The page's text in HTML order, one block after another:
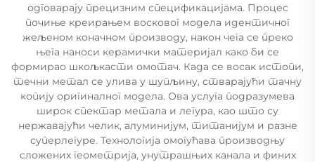
одговарају прецизним спецификацијама. Процес
почиње креирањем восковог модела идентичног
жељеном коначном производу, након чега се преко
њега наноси керамички материјал како би се
формирао шкољкасти омотач. Када се восак истопи,
течни метал се улива у шупљину, стварајући тачну
копију оригиналног модела. Ова услуга подразумева
широк спектар метала и легура, као што су
нержавајући челик, алуминијум, титанијум и разне
суперлегуре. Технологија омогућава производњу
сложених геометрија, унутрашњих канала и финих